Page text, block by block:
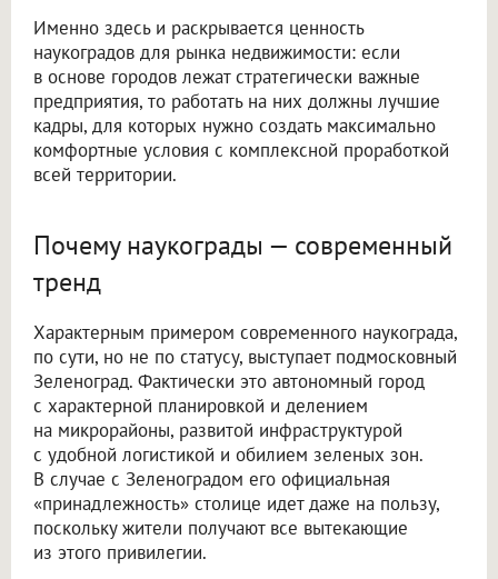
Именно здесь и раскрывается ценность
наукоградов для рынка недвижимости: если
в основе городов лежат стратегически важные
предприятия, то работать на них должны лучшие
кадры, для которых нужно создать максимально
комфортные условия с комплексной проработкой
всей территории.
Почему наукограды — современный
тренд
Характерным примером современного наукограда,
по сути, но не по статусу, выступает подмосковный
Зеленоград. Фактически это автономный город
с характерной планировкой и делением
на микрорайоны, развитой инфраструктурой
с удобной логистикой и обилием зеленых зон.
В случае с Зеленоградом его официальная
«принадлежность» столице идет даже на пользу,
поскольку жители получают все вытекающие
из этого привилегии.